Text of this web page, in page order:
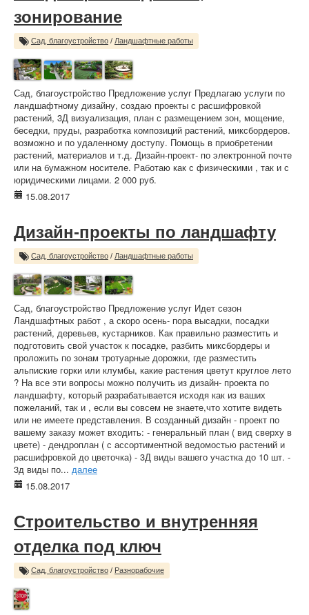
зонирование
Сад, благоустройство / Ландшафтные работы
Сад, благоустройство Предложение услуг Предлагаю услуги по
ландшафтному дизайну, создаю проекты с расшифровкой
растений, 3Д визуализация, план с размещением зон, мощение,
беседки, пруды, разработка композиций растений, миксбордеров.
возможно и по удаленному доступу. Помощь в приобретении
растений, материалов и т.д. Дизайн-проект- по электронной почте
или на бумажном носителе. Работаю как с физическими , так и с
юридическими лицами. 2 000 руб.
15.08.2017
Дизайн-проекты по ландшафту
Сад, благоустройство / Ландшафтные работы
Сад, благоустройство Предложение услуг Идет сезон
Ландшафтных работ , а скоро осень- пора высадки, посадки
растений, деревьев, кустарников. Как правильно разместить и
подготовить свой участок к посадке, разбить миксбордеры и
проложить по зонам тротуарные дорожки, где разместить
альпиские горки или клумбы, какие растения цветут круглое лето
? На все эти вопросы можно получить из дизайн- проекта по
ландшафту, который разрабатывается исходя как из ваших
пожеланий, так и , если вы совсем не знаете,что хотите видеть
или не имеете представления. В созданный дизайн - проект по
вашему заказу может входить: - генеральный план ( вид сверху в
цвете) - дендроплан ( с ассортиментной ведомостью растений и
расшифровкой до цветочка) - 3Д виды вашего участка до 10 шт. -
3д виды по... далее
15.08.2017
Строительство и внутренняя
отделка под ключ
Сад, благоустройство / Разнорабочие